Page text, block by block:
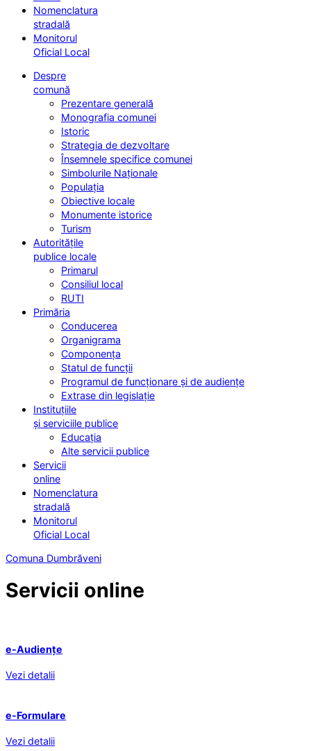
Nomenclatura
stradală
Monitorul
Oficial Local
Despre
comună
Prezentare generală
Monografia comunei
Istoric
Strategia de dezvoltare
Însemnele specifice comunei
Simbolurile Naționale
Populația
Obiective locale
Monumente istorice
Turism
Autoritățile
publice locale
Primarul
Consiliul local
RUTI
Primăria
Conducerea
Organigrama
Componența
Statul de funcții
Programul de funcționare și de audiențe
Extrase din legislație
Instituțiile
și serviciile publice
Educația
Alte servicii publice
Servicii
online
Nomenclatura
stradală
Monitorul
Oficial Local
Comuna Dumbrăveni
Servicii online
e-Audiențe
Vezi detalii
e-Formulare
Vezi detalii